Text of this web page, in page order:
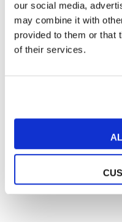
our social media,
may combine it with
provided to them or that
of their services.
Articoli con tips e
Articoli divertenti su
In quanto di età
all’informativa privacy.
Desidero ricevere
RICHIEDI